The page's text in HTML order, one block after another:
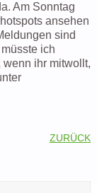
Am Sonntag
ansehen
sind
ich
ihr mitwollt,
ZURÜCK